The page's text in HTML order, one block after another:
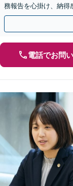
務報告を心掛け、納得
K】【近江八幡駅8分】
電話でお問